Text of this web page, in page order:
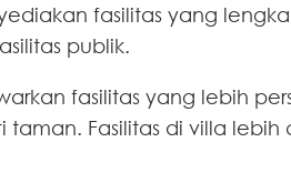
fasilitas yang
publik.
fasilitas yang lebih
Fasilitas di villa